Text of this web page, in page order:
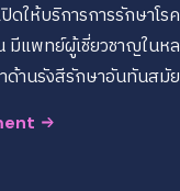
ดให้บริการการรักษาโร
แพทย์ผู้เชี่ยวชาญในหล
านรังสีรักษาอันทันสมั